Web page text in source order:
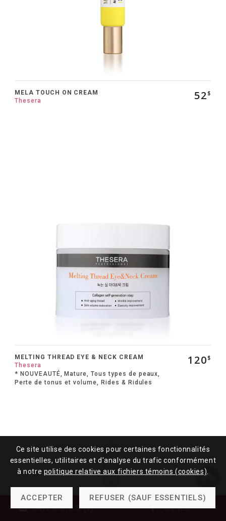
Ce site utilise des cookies pour certaines fonctionnalités
essentielles, utilitaires et d'analyse du trafic conformément
à notre politique relative aux fichiers témoins (cookies)
ACCEPTER
REFUSER (SAUF ESSENTIELS)
CATÉGORIES (1)
FILTRES
MELA TOUCH ON CREAM
Thesera
52$
MELTING THREAD EYE & NECK CREAM
Thesera
* NOUVEAUTÉ, Mature, Tous types de peaux,
Perte de tonus et volume, Rides & Ridules
120$